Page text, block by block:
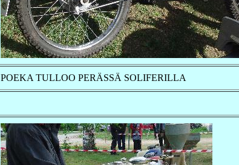
POEKA TULLOO PERÄSSÄ SOLIFERILLA